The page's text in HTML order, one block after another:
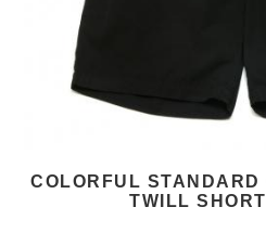
COLORFUL
TWILL